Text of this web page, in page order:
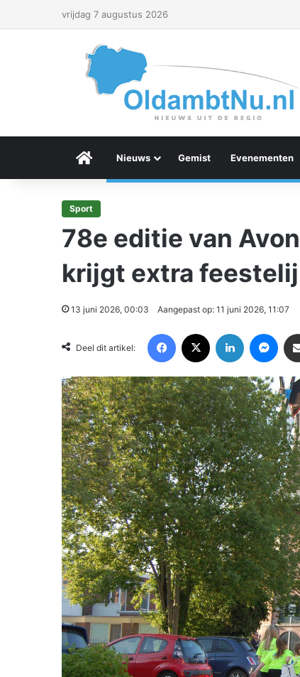
vrijdag 7 augustus 2026
Menu Item
Nieuws Gemist Evenementen
Sport
78e editie van
krijgt extra
13 juni 2026, 00:03 Aangepast op: 11 juni 2026, 11:07
Deel dit artikel: